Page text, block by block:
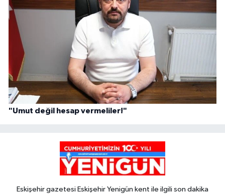
"Umut değil hesap vermeliler!"
Eskişehir gazetesi Eskişehir Yenigün kent ile ilgili son dakika